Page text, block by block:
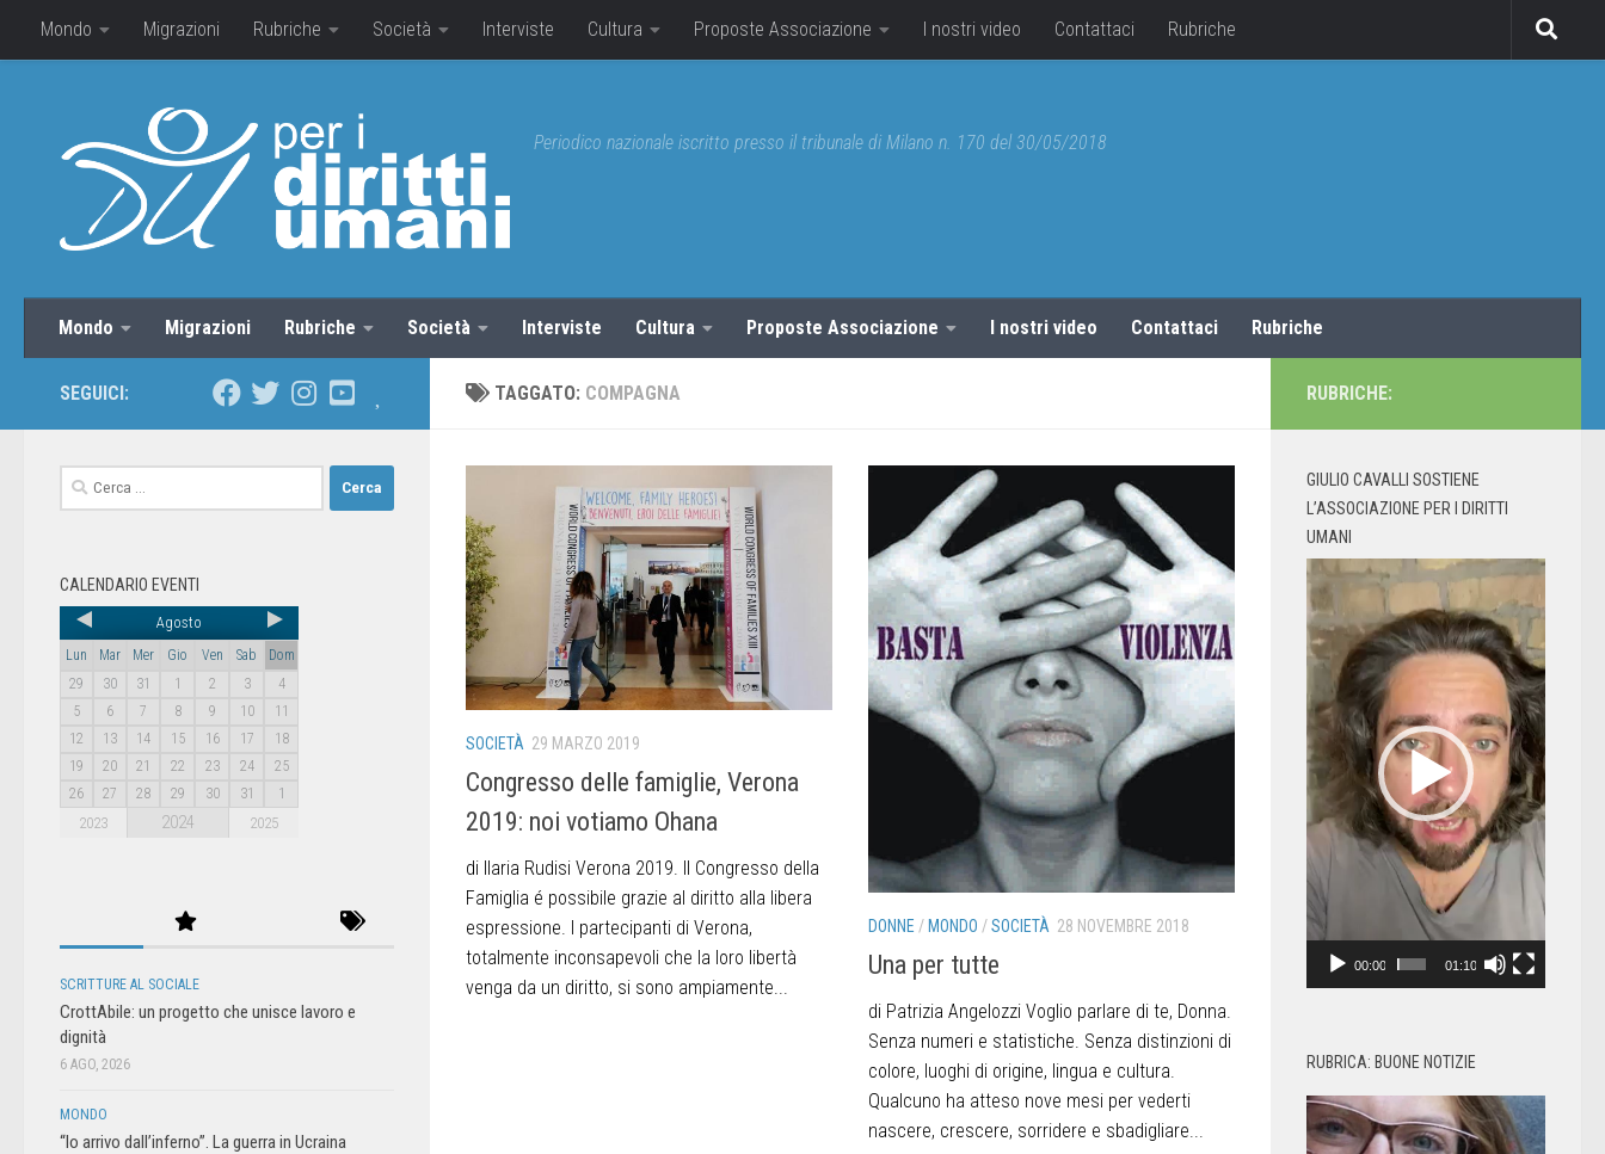
Mondo Migrazioni Rubriche Società Interviste Cultura Proposte Associazione I nostri video Contattaci Rubriche
Periodico nazionale iscritto presso il tribunale di Milano n. 170 del 30/05/2018
Mondo Migrazioni Rubriche Società Interviste Cultura Proposte Associazione I nostri video Contattaci Rubriche
TAGGATO: COMPAGNA
SOCIETÀ 29 MARZO 2019
Congresso delle famiglie, Verona
2019: noi votiamo Ohana
di Ilaria Rudisi Verona 2019. Il Congresso della
Famiglia é possibile grazie al diritto alla libera
espressione. I partecipanti di Verona,
totalmente inconsapevoli che la loro libertà
venga da un diritto, si sono ampiamente...
DONNE / MONDO /SOCIETÀ 28 NOVEMBRE 2018
Una per tutte
di Patrizia Angelozzi Voglio parlare di te, Donna.
Senza numeri e statistiche. Senza distinzioni di
colore, luoghi di origine, lingua e cultura.
Qualcuno ha atteso nove mesi per vederti
nascere, crescere, sorridere e sbadigliare...
SEGUICI:
CALENDARIO EVENTI
Agosto
Lun Mar Mer Gio Ven Sab
Dom
29
30 31 1 2 3
4
5
6 7 8 9 10
11
12
13 14 15 16 17
18
19
20 21 22 23 24
25
26
27 28 29 30 31 1
2023 2024 2025
SCRITTURE AL SOCIALE
CrottAbile: un progetto che unisce lavoro e
dignità
6 AGO, 2026
MONDO
“Io arrivo dall’inferno”. La guerra in Ucraina
RUBRICHE:
GIULIO CAVALLI SOSTIENE
L’ASSOCIAZIONE PER I DIRITTI
UMANI
Video
Player
00:00 01:10
RUBRICA: BUONE NOTIZIE